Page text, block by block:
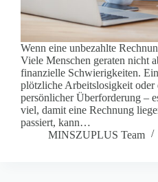
Wenn eine unbezahlte
Viele Menschen geraten nicht
finanzielle Schwierigkeiten.
plötzliche Arbeitslosigkeit oder
persönlicher Überforderung –
viel, damit eine Rechnung
passiert, kann…
MINSZUPLUS Team